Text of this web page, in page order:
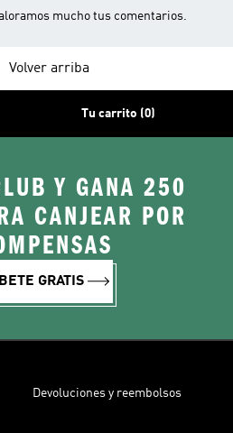
mucho tus comentarios.
Volver arriba
Tu carrito (0)
Y GANA 250
CANJEAR POR
GRATIS
Devoluciones y reembolsos